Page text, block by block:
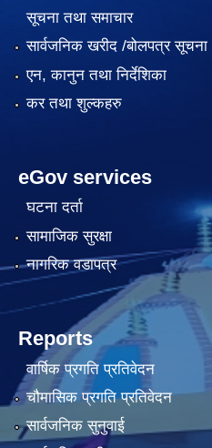
सूचना तथा समाचार
सार्वजनिक खरीद /बोलपत्र सूचना
एन, कानुन तथा निर्देशिका
कर तथा शुल्कहरु
eGov services
घटना दर्ता
सामाजिक सुरक्षा
नागरिक वडापत्र
Reports
वार्षिक प्रगति प्रतिवेदन
चौमासिक प्रगति प्रतिवेदन
सार्वजनिक सुनुवाई